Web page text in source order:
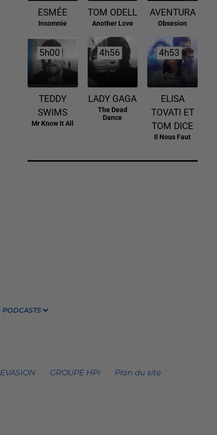
ESMÉE
Insomnie
TOM ODELL
Another Love
AVENTURA
Obsesion
5h00
5h00
TEDDY
SWIMS
Mr Know It All
4h56
4h56
LADY GAGA
The Dead
Dance
4h53
4h53
ELISA
TOVATI ET
TOM DICE
Il Nous Faut
PODCASTS
GROUPE HPI Plan du site